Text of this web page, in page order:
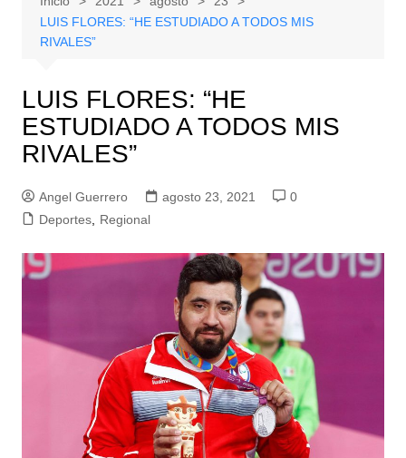
LUIS FLORES: “HE ESTUDIADO A TODOS MIS
RIVALES”
LUIS FLORES: “HE
ESTUDIADO A TODOS MIS
RIVALES”
Angel Guerrero agosto 23, 2021
0
Deportes, Regional